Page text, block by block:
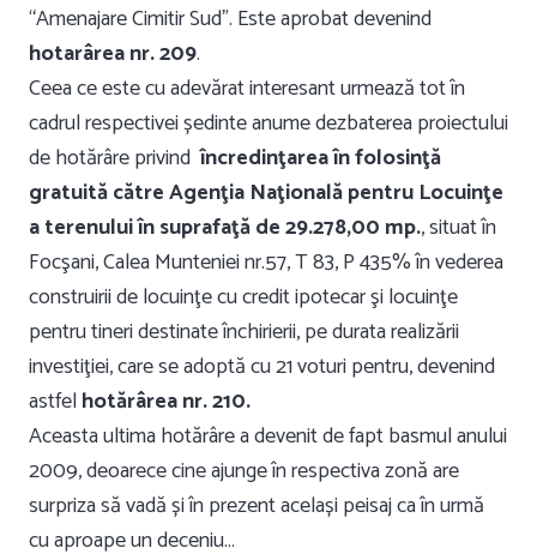
“Amenajare Cimitir Sud”. Este aprobat devenind
hotarârea nr. 209.
Ceea ce este cu adevărat interesant urmează tot în
cadrul respectivei ședinte anume dezbaterea proiectului
de hotărâre privindîncredinţarea în folosinţă
gratuită către Agenţia Naţională pentru Locuinţe
a terenului în suprafaţă de 29.278,00 mp., situat în
Focşani, Calea Munteniei nr.57, T 83, P 435% în vederea
construirii de locuinţe cu credit ipotecar şi locuinţe
pentru tineri destinate închirierii, pe durata realizării
investiţiei, care se adoptă cu 21 voturi pentru, devenind
astfelhotărârea nr. 210.
Aceasta ultima hotărâre a devenit de fapt basmul anului
2009, deoarece cine ajunge în respectiva zonă are
surpriza să vadă și în prezent același peisaj ca în urmă
cu aproape un deceniu…